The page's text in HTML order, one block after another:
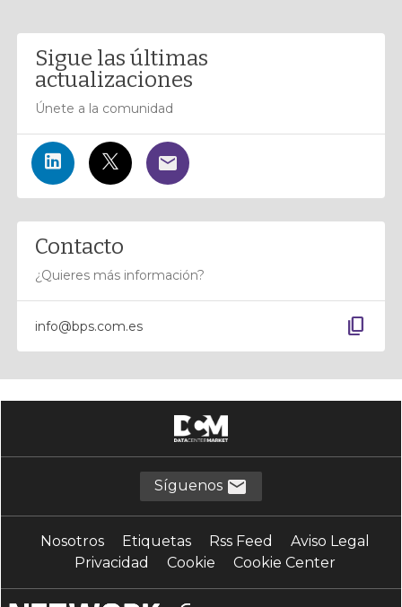
Sigue las últimas
actualizaciones
Únete a la comunidad
Contacto
¿Quieres más información?
info@bps.com.es content_copy
Síguenos
Nosotros Etiquetas Rss Feed
Aviso Legal
Privacidad
Cookie Cookie Center